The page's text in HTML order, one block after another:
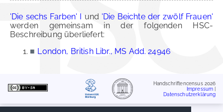
'Die sechs Farben' I und 'Die Beichte der zwölf Frauen'
werden gemeinsam in der folgenden HSC-
Beschreibung überliefert:
■ London, British Libr., MS Add. 24946
Handschriftencensus 2026
Impressum
Datenschutzerklärung